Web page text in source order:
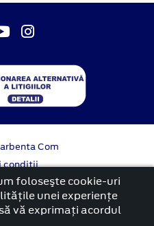
Com
conditii
de Workleto
foloseşte cookie-uri
unei experiențe
vă exprimați acordul